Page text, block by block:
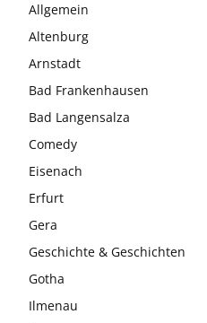
Allgemein
Altenburg
Arnstadt
Bad Frankenhausen
Bad Langensalza
Comedy
Eisenach
Erfurt
Gera
Geschichte & Geschichten
Gotha
Ilmenau